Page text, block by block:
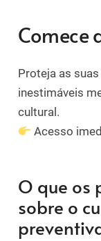
Comece
Proteja as
inestimáveis
cultural.
Acesso
O que os
sobre o